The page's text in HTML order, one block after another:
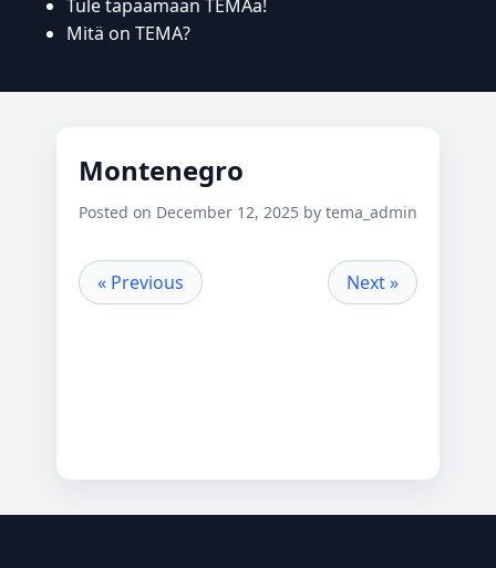
Tule tapaamaan TEMAa!
Mitä on TEMA?
Montenegro
Posted on December 12, 2025 by tema_admin
« Previous Next »